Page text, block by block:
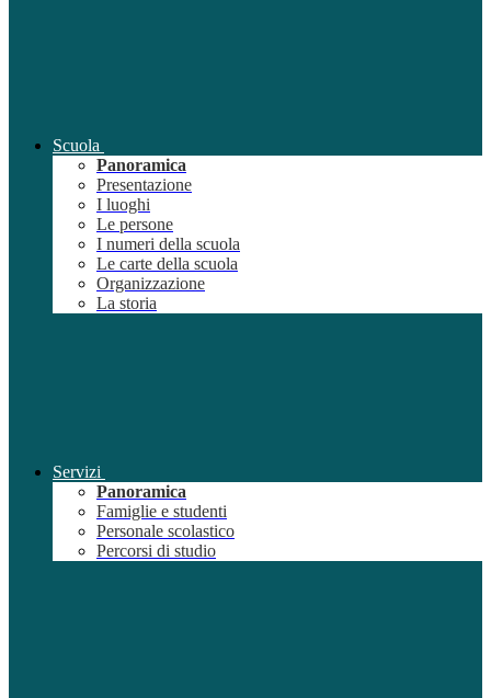
Scuola
Panoramica
Presentazione
I luoghi
Le persone
I numeri della scuola
Le carte della scuola
Organizzazione
La storia
Servizi
Panoramica
Famiglie e studenti
Personale scolastico
Percorsi di studio